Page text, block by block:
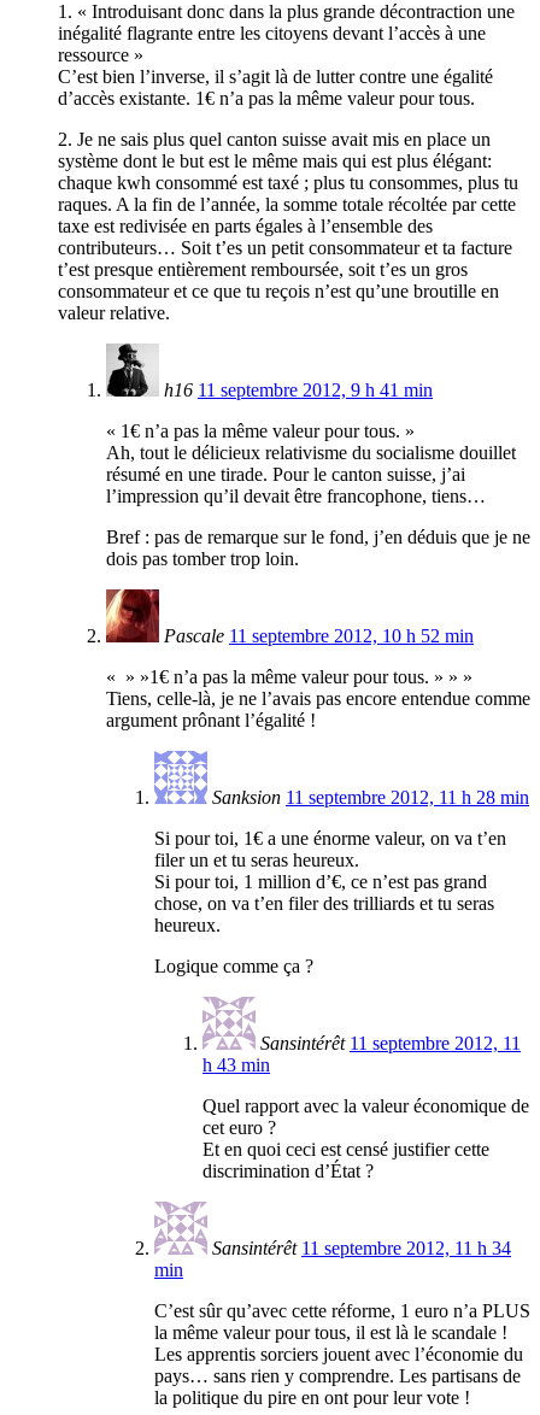
1. « Introduisant donc dans la plus grande décontraction une
inégalité flagrante entre les citoyens devant l’accès à une
ressource »
C’est bien l’inverse, il s’agit là de lutter contre une égalité
d’accès existante. 1€ n’a pas la même valeur pour tous.
2. Je ne sais plus quel canton suisse avait mis en place un
système dont le but est le même mais qui est plus élégant:
chaque kwh consommé est taxé ; plus tu consommes, plus tu
raques. A la fin de l’année, la somme totale récoltée par cette
taxe est redivisée en parts égales à l’ensemble des
contributeurs… Soit t’es un petit consommateur et ta facture
t’est presque entièrement remboursée, soit t’es un gros
consommateur et ce que tu reçois n’est qu’une broutille en
valeur relative.
h16 11 septembre 2012, 9 h 41 min
« 1€ n’a pas la même valeur pour tous. »
Ah, tout le délicieux relativisme du socialisme douillet
résumé en une tirade. Pour le canton suisse, j’ai
l’impression qu’il devait être francophone, tiens…
Bref : pas de remarque sur le fond, j’en déduis que je ne
dois pas tomber trop loin.
Pascale 11 septembre 2012, 10 h 52 min
« » »1€ n’a pas la même valeur pour tous. » » »
Tiens, celle-là, je ne l’avais pas encore entendue comme
argument prônant l’égalité !
Sanksion 11 septembre 2012, 11 h 28 min
Si pour toi, 1€ a une énorme valeur, on va t’en
filer un et tu seras heureux.
Si pour toi, 1 million d’€, ce n’est pas grand
chose, on va t’en filer des trilliards et tu seras
heureux.
Logique comme ça ?
Sansintérêt 11 septembre 2012, 11
h 43 min
Quel rapport avec la valeur économique de
cet euro ?
Et en quoi ceci est censé justifier cette
discrimination d’État ?
Sansintérêt 11 septembre 2012, 11 h 34
min
C’est sûr qu’avec cette réforme, 1 euro n’a PLUS
la même valeur pour tous, il est là le scandale !
Les apprentis sorciers jouent avec l’économie du
pays… sans rien y comprendre. Les partisans de
la politique du pire en ont pour leur vote !